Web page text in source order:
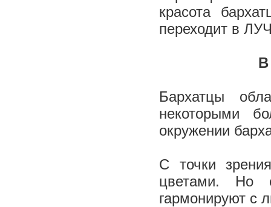
красота
переходит в
Бархатцы
некоторыми
окружении
С точки
цветами. Но
гармонируют с